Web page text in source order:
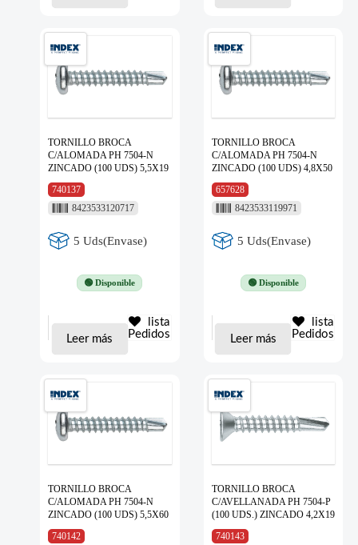
TORNILLO BROCA
C/ALOMADA PH 7504-N
ZINCADO (100 UDS) 5,5X19
740137
8423533120717
5 Uds(Envase)
🟢 Disponible
Leer más
lista
Pedidos
TORNILLO BROCA
C/ALOMADA PH 7504-N
ZINCADO (100 UDS) 4,8X50
657628
8423533119971
5 Uds(Envase)
🟢 Disponible
Leer más
lista
Pedidos
TORNILLO BROCA
C/ALOMADA PH 7504-N
ZINCADO (100 UDS) 5,5X60
740142
TORNILLO BROCA
C/AVELLANADA PH 7504-P
(100 UDS.) ZINCADO 4,2X19
740143